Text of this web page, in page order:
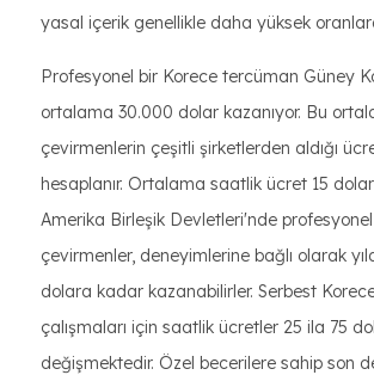
yasal içerik genellikle daha yüksek
Profesyonel bir Korece tercüman Güney
ortalama 30.000 dolar kazanıyor. Bu
çevirmenlerin çeşitli şirketlerden aldığı
hesaplanır. Ortalama saatlik ücret 15
Amerika Birleşik Devletleri'nde
çevirmenler, deneyimlerine bağlı olarak
dolara kadar kazanabilirler. Serbest
çalışmaları için saatlik ücretler 25 ila 75
değişmektedir. Özel becerilere sahip son